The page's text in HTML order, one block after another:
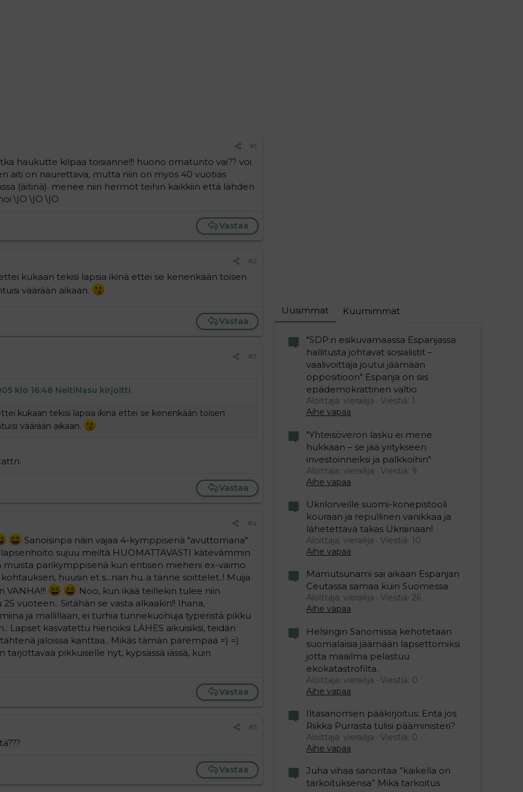
#1
haukutte kilpaa toisianne!!! huono omatunto vai?? voi
äiti on naurettava, mutta niin on myös 40 vuotias
(äitinä). menee niin hermot teihin kaikkiin että lähden
\|O \|O \|O
Vastaa
#2
kukaan tekisi lapsia ikinä ettei se kenenkään toisen
väärään aikaan.
Vastaa
#3
klo 16:48 NeitiNasu kirjoitti:
kukaan tekisi lapsia ikinä ettei se kenenkään toisen
väärään aikaan.
Vastaa
#4
Sanoisinpa näin vajaa 4-kymppisenä "avuttomana"
sujuu meiltä HUOMATTAVASTI kätevämmin
muista parikymppisenä kun entisen mieheni ex-vaimo
huusin et s...nan hu..a tänne soittelet..! Muija
VANHA!!!
Noo, kun ikää teillekin tulee niin
vuoteen.. Siitähän se vasta alkaakin!! Ihana,
ja mallillaan, ei turhia tunnekuohuja typeristä pikku
Lapset kasvatettu hienoiksi LÄHES aikuisiksi, teidän
jaloissa kanttaa.. Mikäs tämän parempaa =) =)
pikkuiselle nyt, kypsässä iässä, kuin
Vastaa
#5
Vastaa
Uusimmat Kuumimmat
"SDP:n esikuvamaassa Espanjassa
hallitusta johtavat sosialistit –
vaalivoittaja joutui jäämään
oppositioon" Espanja on siis
epädemokrattinen valtio
Aloittaja: vierailija
Viestiä: 1
Aihe vapaa
"Yhteisöveron lasku ei mene
hukkaan – se jää yritykseen
investoinneiksi ja palkkoihin"
Aloittaja: vierailija
Viestiä: 9
Aihe vapaa
Ukrilorveille suomi-konepistooli
kouraan ja repullinen vanikkaa ja
lähetettävä takas Ukrainaan!
Aloittaja: vierailija
Viestiä: 10
Aihe vapaa
Mamutsunami sai aikaan Espanjan
Ceutassa samaa kuin Suomessa
Aloittaja: vierailija
Viestiä: 26
Aihe vapaa
Helsingin Sanomissa kehotetaan
suomalaisia jäämään lapsettomiksi
jotta maailma pelastuu
ekokatastrofilta.
Aloittaja: vierailija
Viestiä: 0
Aihe vapaa
Iltasanomien pääkirjoitus: Entä jos
Riikka Purrasta tulisi pääministeri?
Aloittaja: vierailija
Viestiä: 0
Aihe vapaa
Juha vihaa sanontaa ”kaikella on
tarkoituksensa” Mikä tarkoitus